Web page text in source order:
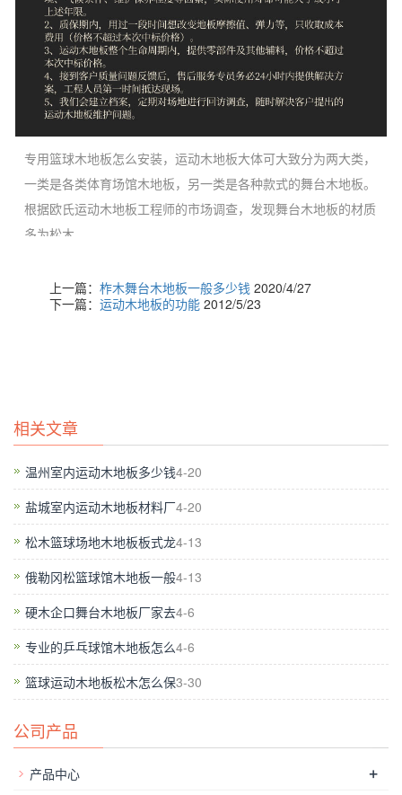
专用篮球木地板怎么安装，运动木地板大体可大致分为两大类，
一类是各类体育场馆木地板，另一类是各种款式的舞台木地板。
根据欧氏运动木地板工程师的市场调查，发现舞台木地板的材质
多为松木。
踢脚线有什么作用：运动木地板铺装过程中大家千万不要小看踢
脚线，踢脚线这一细节也成为运动木地板铺装工程成败的关键。
欧氏运动木地板工程师指出，其实踢脚线的作用很大：1、其实
踢脚线是地面的轮廓线，起着连接墙面和地面，平衡视觉的作
用。2、装修时，还可以把部分线路埋藏在踢脚线中。3、在打扫
卫生时，能有效保护墙面不被弄脏，令擦洗变得十分方便。特别
是贴壁纸的情况下，踢脚线特别有用。
板层是铺设在面层地板底层的结构层，应具有较高的抗腐功用和
结构安稳性，出名的 ROBBINS 羽毛球场地木地板结构中的毛地
技比赛用篮球场的地板工程中。
上一篇： 柞木舞台木地板一般多少钱 2020/4/27
下一篇： 运动木地板的功能 2012/5/23
相关文章
温州室内运动木地板多少钱4-20
盐城室内运动木地板材料厂4-20
松木篮球场地木地板板式龙4-13
俄勒冈松篮球馆木地板一般4-13
硬木企口舞台木地板厂家去4-6
专业的乒乓球馆木地板怎么4-6
篮球运动木地板松木怎么保3-30
公司产品
产品中心 +